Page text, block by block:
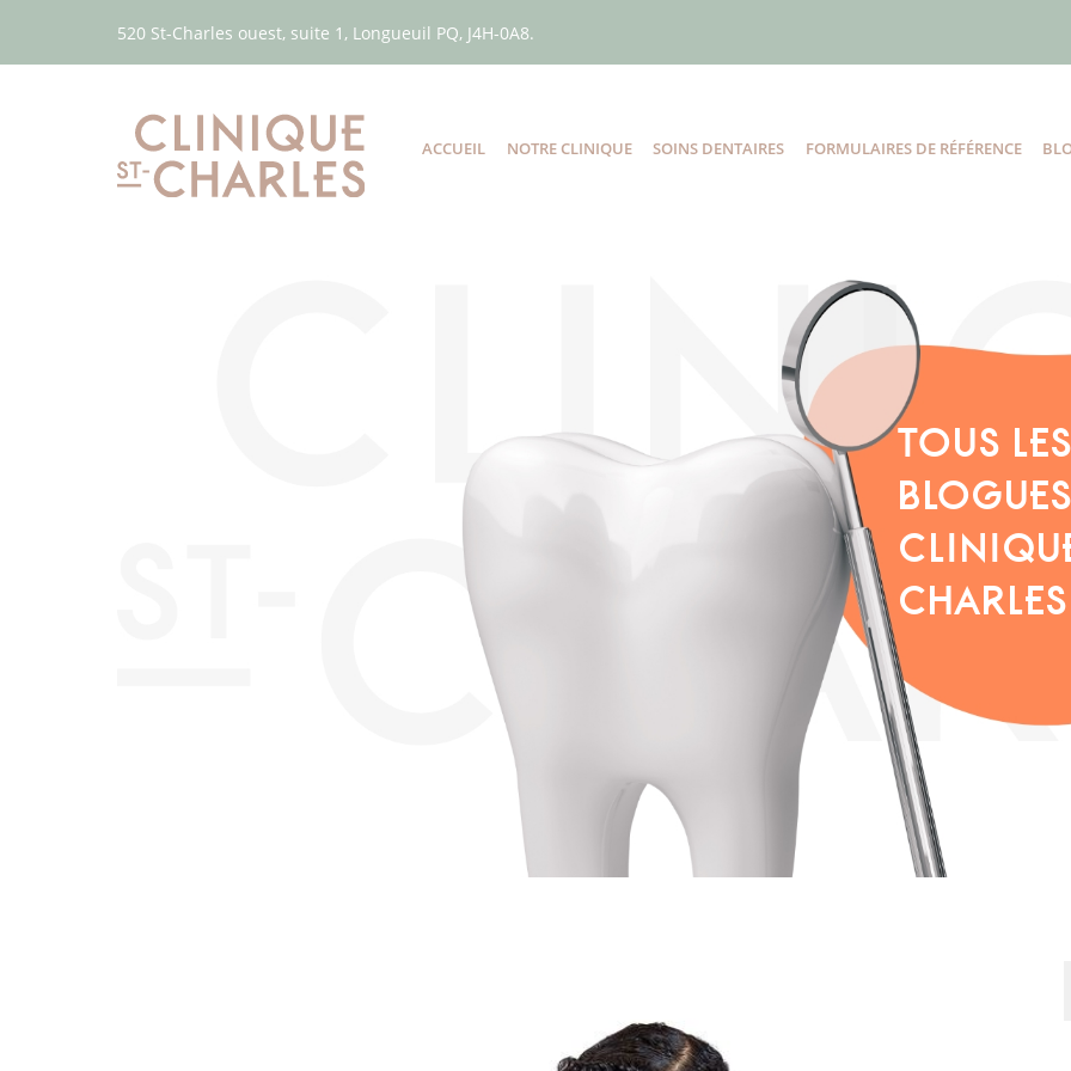
520 St-Charles ouest, suite 1, Longueuil PQ, J4H-0A8.
ACCUEIL NOTRE CLINIQUE SOINS DENTAIRES FORMULAIRES DE RÉFÉRENCE
TOUS
CHARLES